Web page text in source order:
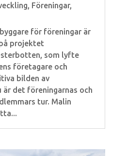
, Föreningar,
för föreningar är
projektet
som lyfte
företagare och
bilden av
är det föreningarnas och
tur. Malin